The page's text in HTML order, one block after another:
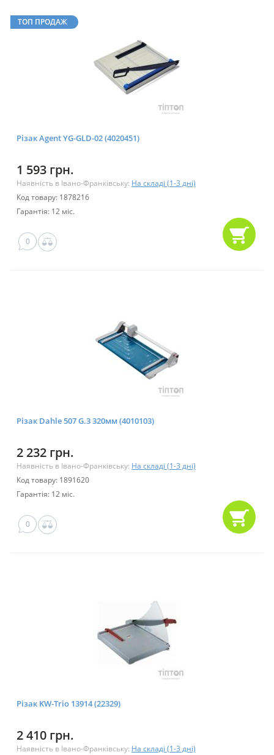
ТОП ПРОДАЖ
Різак Agent YG-GLD-02 (4020451)
1 593 грн.
Наявність в Івано-Франківську: На складі (1-3 дні)
Код товару: 1878216
Гарантія: 12 міс.
0
Різак Dahle 507 G.3 320мм (4010103)
2 232 грн.
Наявність в Івано-Франківську: На складі (1-3 дні)
Код товару: 1891620
Гарантія: 12 міс.
0
Різак KW-Trio 13914 (22329)
2 410 грн.
Наявність в Івано-Франківську: На складі (1-3 дні)